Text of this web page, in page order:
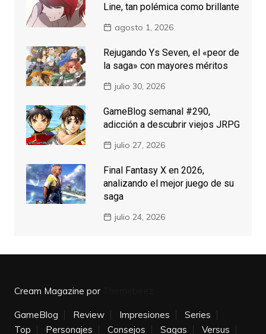
Line, tan polémica como brillante
agosto 1, 2026
Rejugando Ys Seven, el «peor de
la saga» con mayores méritos
julio 30, 2026
GameBlog semanal #290,
adicción a descubrir viejos JRPG
julio 27, 2026
Final Fantasy X en 2026,
analizando el mejor juego de su
saga
julio 24, 2026
Cream Magazine por
GameBlog Review Impresiones
Series
Top
Personajes Consejos Sagas Versus